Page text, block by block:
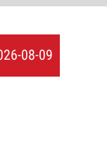
08-09